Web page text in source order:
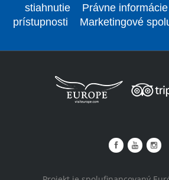
stiahnutie
Právne informácie
prístupnosti
Marketingové